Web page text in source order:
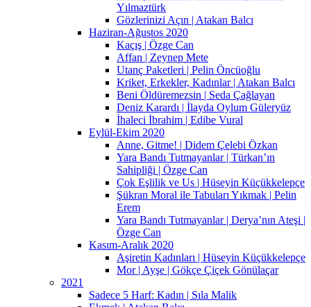
Yılmaztürk
Gözlerinizi Açın | Atakan Balcı
Haziran-Ağustos 2020
Kaçış | Özge Can
Affan | Zeynep Mete
Utanç Paketleri | Pelin Öncüoğlu
Kriket, Erkekler, Kadınlar | Atakan Balcı
Beni Öldüremezsin | Seda Çağlayan
Deniz Karardı | İlayda Oylum Güleryüz
İhaleci İbrahim | Edibe Vural
Eylül-Ekim 2020
Anne, Gitme! | Didem Çelebi Özkan
Yara Bandı Tutmayanlar | Türkan’ın
Sahipliği | Özge Can
Çok Eşlilik ve Us | Hüseyin Küçükkelepçe
Şükran Moral ile Tabuları Yıkmak | Pelin
Erem
Yara Bandı Tutmayanlar | Derya’nın Ateşi |
Özge Can
Kasım-Aralık 2020
Aşiretin Kadınları | Hüseyin Küçükkelepçe
Mor | Ayşe | Gökçe Çiçek Gönülaçar
2021
Sadece 5 Harf: Kadın | Sıla Malik